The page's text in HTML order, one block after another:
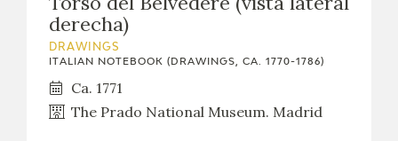
derecha)
DRAWINGS
ITALIAN NOTEBOOK (DRAWINGS, CA. 1770-1786)
Ca. 1771
The Prado National Museum. Madrid